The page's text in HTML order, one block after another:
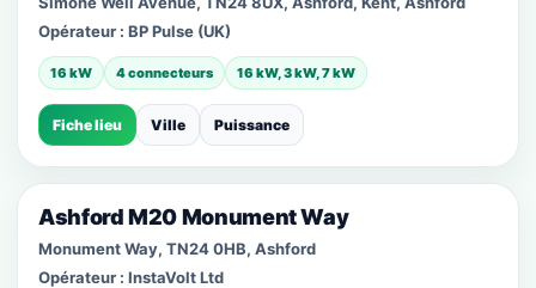
Opérateur : BP Pulse (UK)
16 kW 4 connecteurs 16 kW, 3 kW, 7 kW
Fiche lieu Ville Puissance
Ashford M20 Monument Way
Monument Way, TN24 0HB, Ashford
Opérateur : InstaVolt Ltd